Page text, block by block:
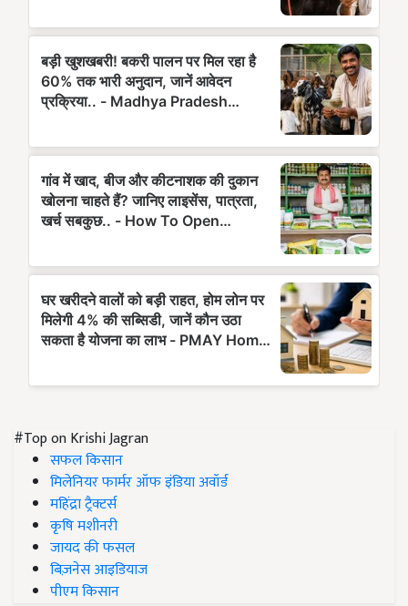
#Top on Krishi Jagran
सफल किसान
मिलेनियर फार्मर ऑफ इंडिया अवॉर्ड
महिंद्रा ट्रैक्टर्स
कृषि मशीनरी
जायद की फसल
बिज़नेस आइडियाज
पीएम किसान